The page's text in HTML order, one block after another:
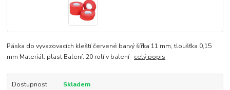
Páska do vyvazovacích kleští červené barvý šířka 11 mm, tloušťka 0,15
mm Materiál: plast Balení: 20 rolí v balení celý popis
Dostupnost Skladem